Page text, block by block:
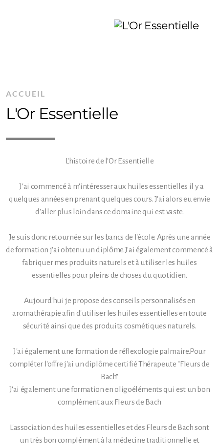
ACCUEIL
L'Or Essentielle
L'histoire de l'Or Essentielle
J'ai commencé à m'intéresser aux huiles essentielles il y a
quelques années en prenant quelques cours. ​J'ai alors eu envie
d'aller plus loin dans ce domaine qui est vaste.
Je suis donc retournée sur les bancs de l'école. Après une année
de formation j'ai obtenu un diplôme.​J'ai également commencé à
fabriquer mes produits naturels et à utiliser les huiles
essentielles pour pleins de choses du quotidien.​
Aujourd'hui je propose des conseils personnalisés en
aromathérapie afin d'utiliser les huiles essentielles en toute
sécurité ainsi que des produits cosmétiques naturels.​
J'ai également une formation de réflexologie palmaire.​Pour
compléter l'offre j'ai un diplôme certifié Thérapeute "Fleurs de
Bach"
J'ai également une formation en oligoéléments qui est un bon
complément aux Fleurs de Bach
L'association des huiles essentielles et des Fleurs de Bach sont
un très bon complément à la médecine traditionnelle et